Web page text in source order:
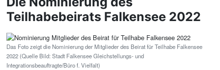
Teilhabebeirats Falkensee 2022
Das Foto zeigt die Nominierung der Mitglieder des Beirat für Teilhabe Falkensee
2022 (Quelle Bild: Stadt Falkensee Gleichstellungs- und
Integrationsbeauftragte/Büro f. Vielfalt)